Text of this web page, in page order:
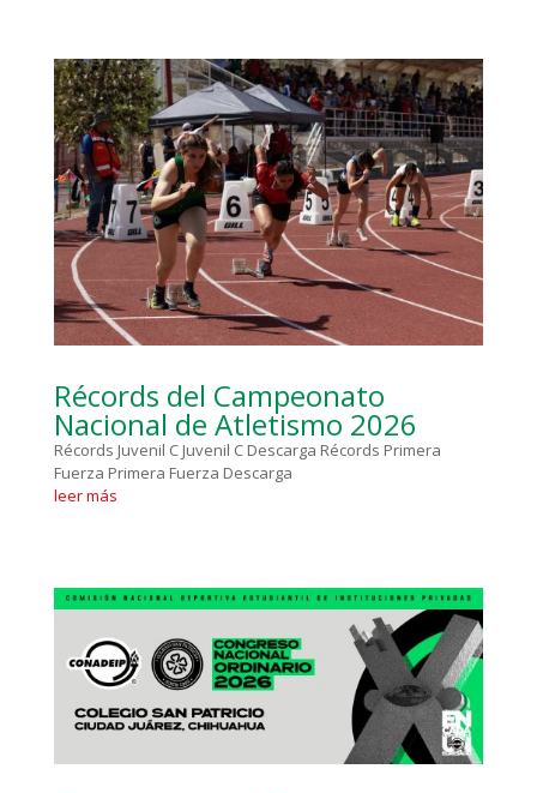
Récords del Campeonato
Nacional de Atletismo 2026
Récords Juvenil C Juvenil C Descarga Récords Primera
Fuerza Primera Fuerza Descarga
leer más